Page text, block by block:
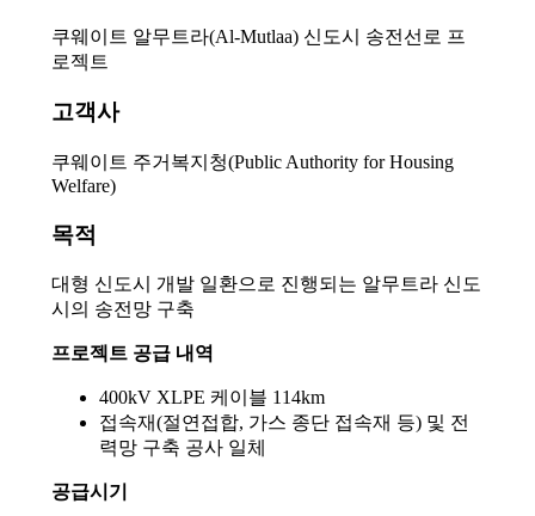
쿠웨이트 알무트라(Al-Mutlaa) 신도시 송전선로 프
로젝트
고객사
쿠웨이트 주거복지청(Public Authority for Housing
Welfare)
목적
대형 신도시 개발 일환으로 진행되는 알무트라 신도
시의 송전망 구축
프로젝트 공급 내역
400kV XLPE 케이블 114km
접속재(절연접합, 가스 종단 접속재 등) 및 전
력망 구축 공사 일체
공급시기